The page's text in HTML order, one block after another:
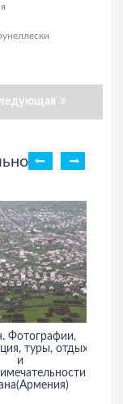
Фотографии,
туры, отдых
и